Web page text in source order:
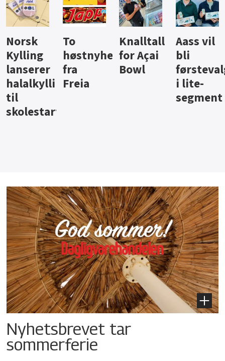
Knalltall
for Açai
Bowl
Aass vil
bli
førstevalg
i lite-
Brus og
jus fra
Berentsen
Hard
iste fra
Hansa
Nyhetsbrevet tar
sommerferie